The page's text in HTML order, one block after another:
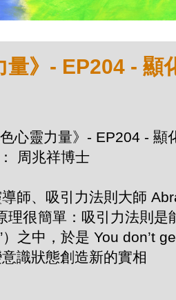
量》- EP204 -
心靈力量》- EP204 - 顯
周兆祥博士
師、吸引力法則大師
理很簡單：吸引力法則
）之中，於是 You don’t
識狀態創造新的實相